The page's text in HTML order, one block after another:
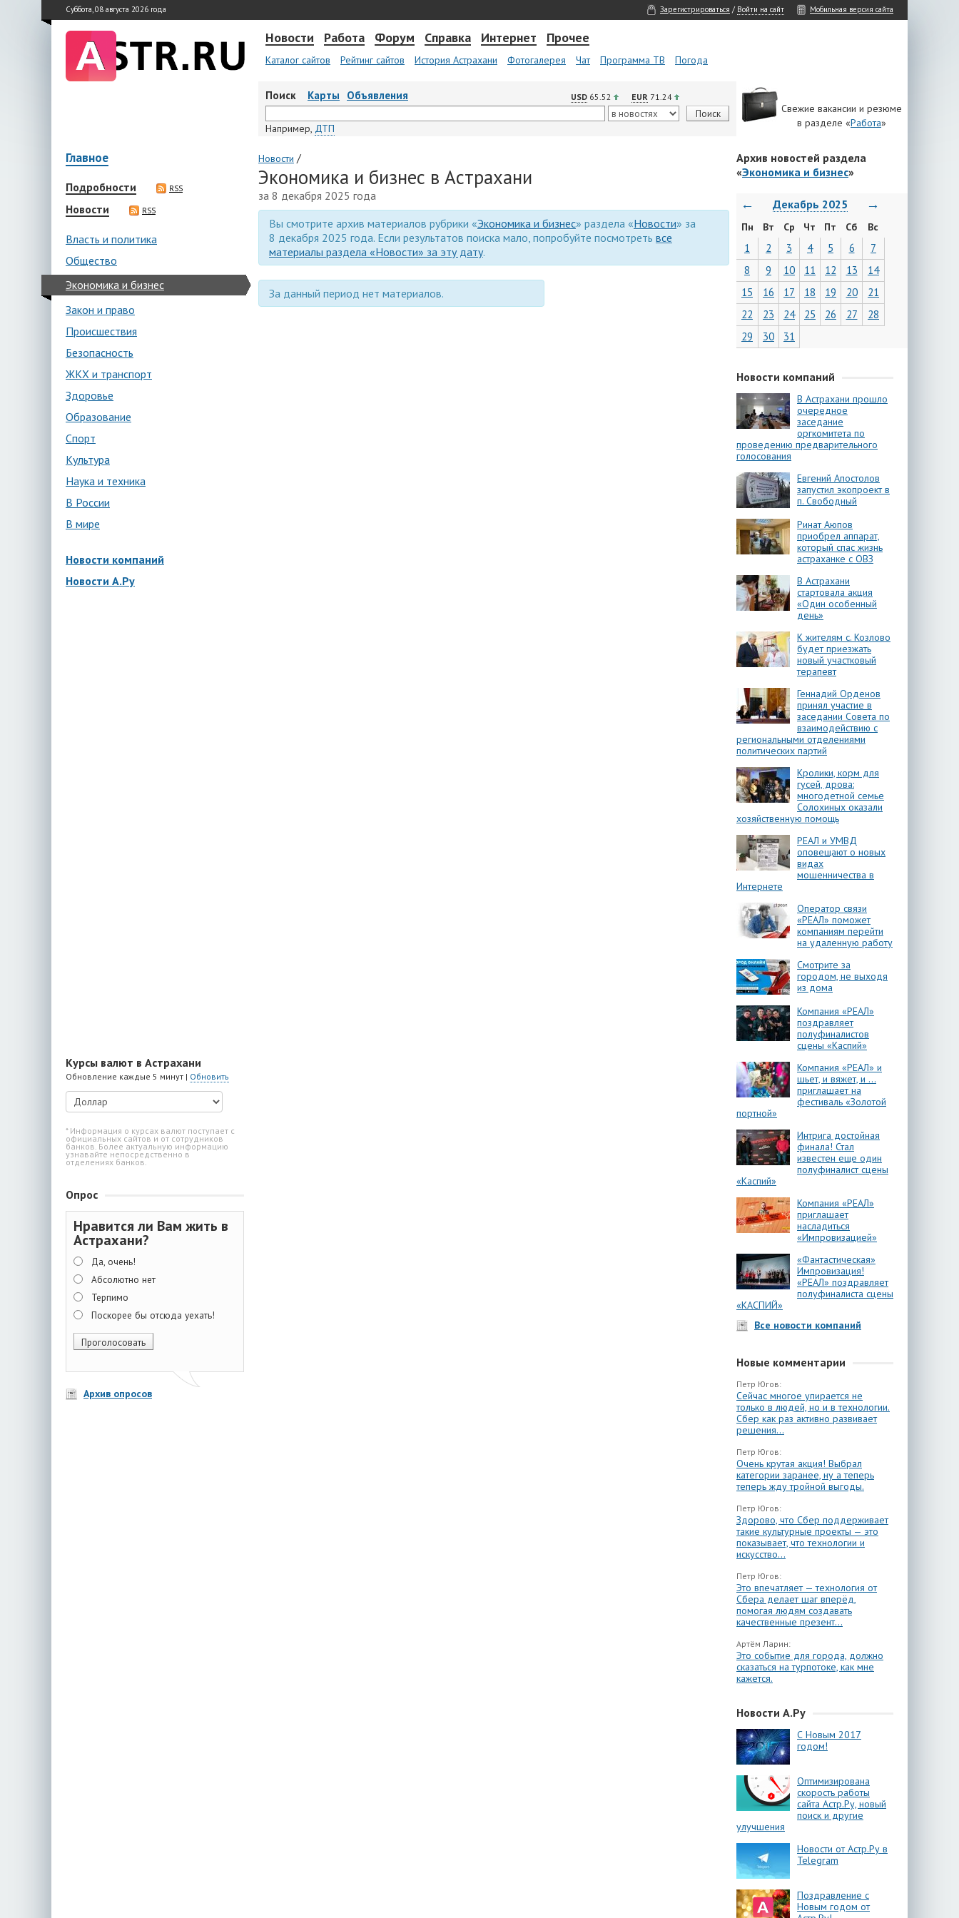
Суббота, 08 августа 2026 года Зарегистрироваться / Войти на сайт Мобильная версия сайта
Новости Работа Форум Справка Интернет Прочее
Каталог сайтов Рейтинг сайтов История Астрахани Фотогалерея Чат Программа ТВ Погода
Поиск Карты Объявления USD 65.52 EUR 71.24
Например, ДТП
Свежие вакансии и резюме
в разделе «Работа»
Главное
Подробности RSS
Новости RSS
Власть и политика
Общество
Экономика и бизнес
Закон и право
Происшествия
Безопасность
ЖКХ и транспорт
Здоровье
Образование
Спорт
Культура
Наука и техника
В России
В мире
Новости компаний
Новости А.Ру
Курсы валют в Астрахани
Обновление каждые 5 минут | Обновить
* Информация о курсах валют поступает с
официальных сайтов и от сотрудников
банков. Более актуальную информацию
узнавайте непосредственно в
отделениях банков.
Опрос
Нравится ли Вам жить в
Астрахани?
Да, очень!
Абсолютно нет
Терпимо
Поскорее бы отсюда уехать!
Архив опросов
Новости /
Экономика и бизнес в Астрахани
за 8 декабря 2025 года
Вы смотрите архив материалов рубрики «Экономика и бизнес» раздела «Новости» за
8 декабря 2025 года. Если результатов поиска мало, попробуйте посмотреть все
материалы раздела «Новости» за эту дату.
За данный период нет материалов.
Архив новостей раздела
«Экономика и бизнес»
← Декабрь 2025 →
Пн Вт Ср Чт Пт Сб Вс
1 2 3 4 5 6
7
8
9 10 11 12 13
14
15
16 17 18 19 20
21
22
23 24 25 26 27
28
29
30 31
Новости компаний
В Астрахани прошло
очередное
заседание
оргкомитета по
проведению предварительного
голосования
Евгений Апостолов
запустил экопроект в
п. Свободный
Ринат Аюпов
приобрел аппарат,
который спас жизнь
астраханке с ОВЗ
В Астрахани
стартовала акция
«Один особенный
день»
К жителям с. Козлово
будет приезжать
новый участковый
терапевт
Геннадий Орденов
принял участие в
заседании Совета по
взаимодействию с
региональными отделениями
политических партий
Кролики, корм для
гусей, дрова:
многодетной семье
Солохиных оказали
хозяйственную помощь
РЕАЛ и УМВД
оповещают о новых
видах
мошенничества в
Интернете
Оператор связи
«РЕАЛ» поможет
компаниям перейти
на удаленную работу
Смотрите за
городом, не выходя
из дома
Компания «РЕАЛ»
поздравляет
полуфиналистов
сцены «Каспий»
Компания «РЕАЛ» и
шьет, и вяжет, и …
приглашает на
фестиваль «Золотой
портной»
Интрига достойная
финала! Стал
известен еще один
полуфиналист сцены
«Каспий»
Компания «РЕАЛ»
приглашает
насладиться
«Импровизацией»
«Фантастическая»
Импровизация!
«РЕАЛ» поздравляет
полуфиналиста сцены
«КАСПИЙ»
Все новости компаний
Новые комментарии
Петр Югов:
Сейчас многое упирается не
только в людей, но и в технологии.
Сбер как раз активно развивает
решения...
Петр Югов:
Очень крутая акция! Выбрал
категории заранее, ну а теперь
теперь жду тройной выгоды.
Петр Югов:
Здорово, что Сбер поддерживает
такие культурные проекты — это
показывает, что технологии и
искусство...
Петр Югов:
Это впечатляет — технология от
Сбера делает шаг вперёд,
помогая людям создавать
качественные презент...
Артём Ларин:
Это событие для города, должно
сказаться на турпотоке, как мне
кажется.
Новости А.Ру
С Новым 2017
годом!
Оптимизирована
скорость работы
сайта Астр.Ру, новый
поиск и другие
улучшения
Новости от Астр.Ру в
Telegram
Поздравление с
Новым годом от